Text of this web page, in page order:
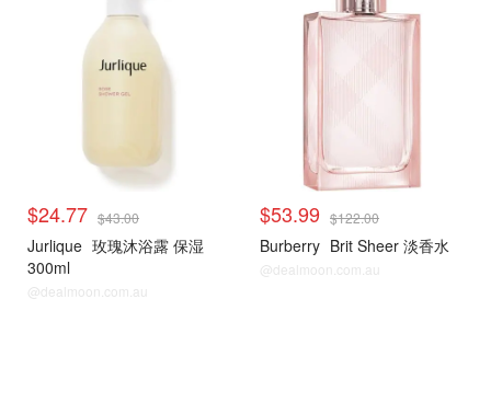
$24.77 $43.00
Jurlique 玫瑰沐浴露 保湿
300ml
@dealmoon.com.au
$53.99 $122.00
Burberry Brit Sheer 淡香水
@dealmoon.com.au